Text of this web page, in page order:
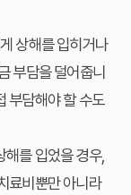
상해를 입히거나
부담을 덜어줍니
부담해야 할 수도
를 입었을 경우,
료비뿐만 아니라